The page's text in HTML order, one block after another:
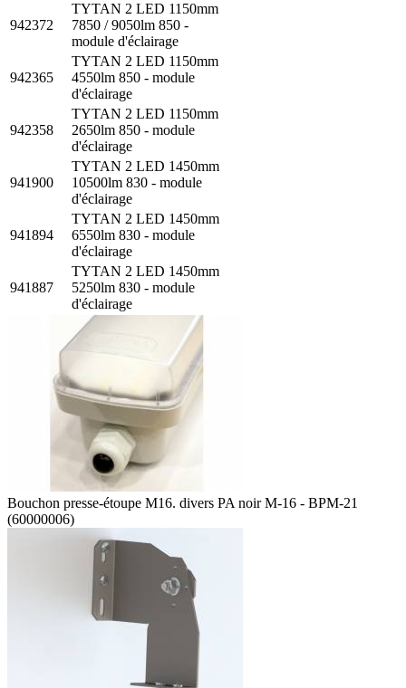
942372
TYTAN 2 LED 1150mm
7850 / 9050lm 850 -
module d'éclairage
942365
TYTAN 2 LED 1150mm
4550lm 850 - module
d'éclairage
942358
TYTAN 2 LED 1150mm
2650lm 850 - module
d'éclairage
941900
TYTAN 2 LED 1450mm
10500lm 830 - module
d'éclairage
941894
TYTAN 2 LED 1450mm
6550lm 830 - module
d'éclairage
941887
TYTAN 2 LED 1450mm
5250lm 830 - module
d'éclairage
Bouchon presse-étoupe M16. divers PA noir M-16 - BPM-21
(60000006)